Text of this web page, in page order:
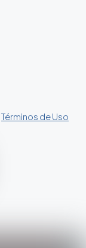
Términos de Uso